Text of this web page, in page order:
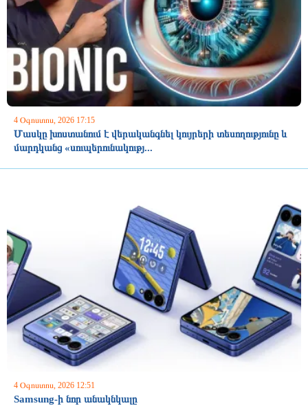
4 Օգոստոս, 2026 17:15
Մասկը խոստանում է վերականգնել կույրերի տեսողությունը և
մարդկանց «սուպերունակությ...
4 Օգոստոս, 2026 12:51
Samsung-ի նոր անակնկալը